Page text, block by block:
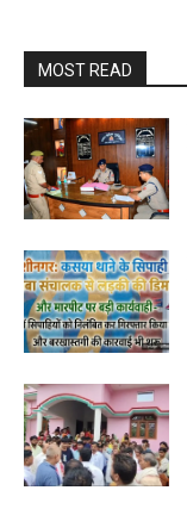
MOST READ